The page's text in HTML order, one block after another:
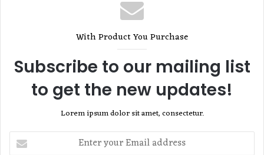
With Product You Purchase
Subscribe to our mailing list
to get the new updates!
Lorem ipsum dolor sit amet, consectetur.
Enter
your